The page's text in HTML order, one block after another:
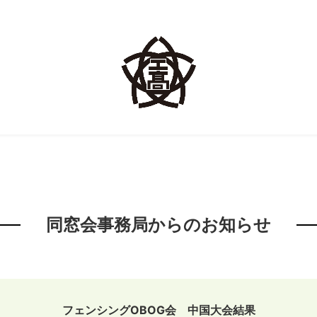
同窓会事務局からのお知らせ
フェンシングOBOG会 中国大会結果